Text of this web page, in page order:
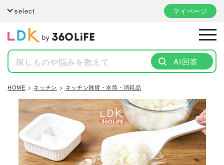
select マイページ
by
AI回答
HOME キッチン キッチン雑貨・水筒・消耗品